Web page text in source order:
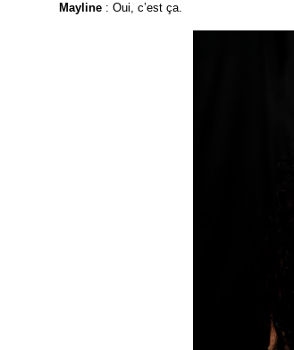
Mayline : Oui, c’est ça.